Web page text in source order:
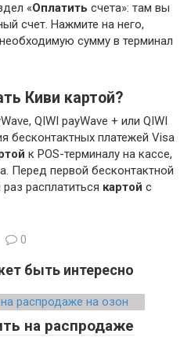
«Оплатить счета»: там вы
счет. Нажмите на него,
сумму в терминал
Киви картой?
QIWI payWave + или QIWI
бесконтактных платежей Visa
к POS-терминалу на кассе,
Перед первой бесконтактной
расплатиться картой с
0
быть интересно
на распродаже